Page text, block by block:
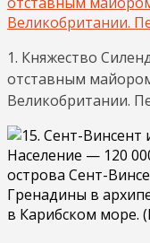
1. Княжество
отставным
Великобритании.